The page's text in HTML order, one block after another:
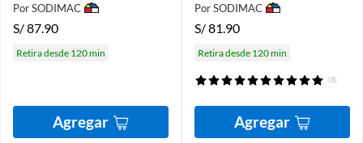
Por SODIMAC
S/87.90
Retira desde 120 min
Agregar
Por SODIMAC
S/81.90
Retira desde 120 min
(8)
Agregar